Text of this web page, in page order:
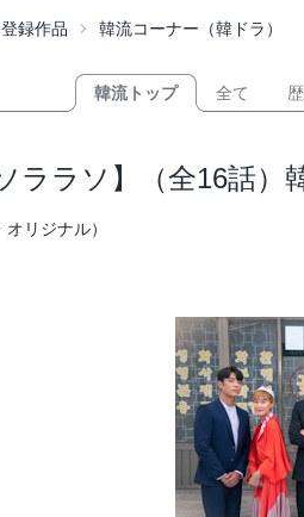
登録作品 韓流コーナー（韓ドラ）
韓流トップ 全て
ララソ】（全16話）
オリジナル）